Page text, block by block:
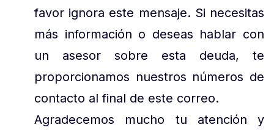
favor ignora este mensaje. Si necesitas
más información o deseas hablar con
un asesor sobre esta deuda, te
proporcionamos nuestros números de
contacto al final de este correo.
Agradecemos mucho tu atención y